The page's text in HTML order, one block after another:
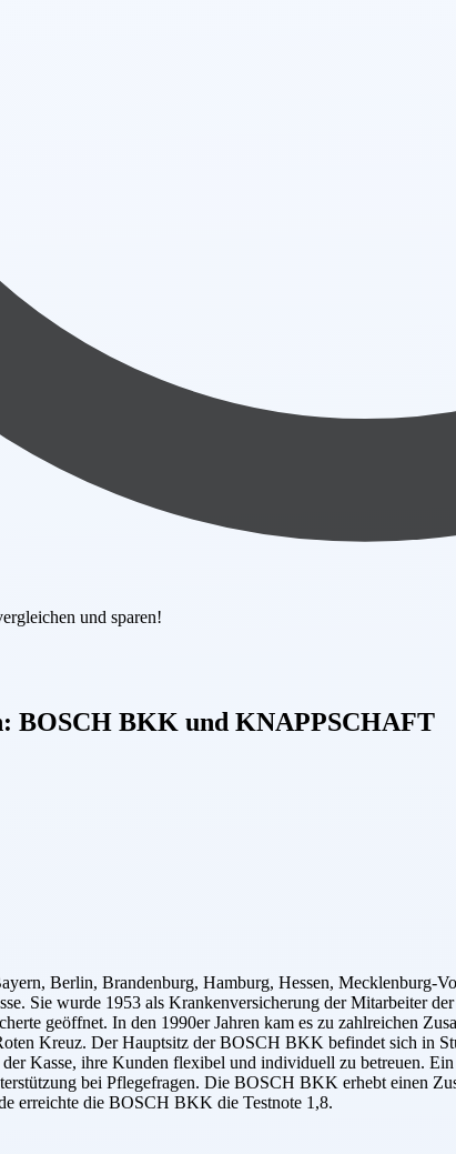
und sparen!
BOSCH BKK und KNAPPSCHAFT
Berlin, Brandenburg, Hamburg, Hessen, Mecklenburg-
Sie wurde 1953 als Krankenversicherung der Mitarbeiter
geöffnet. In den 1990er Jahren kam es zu zahlreichen
Kreuz. Der Hauptsitz der BOSCH BKK befindet sich in
Kasse, ihre Kunden flexibel und individuell zu betreuen.
bei Pflegefragen. Die BOSCH BKK erhebt einen
erreichte die BOSCH BKK die Testnote 1,8.